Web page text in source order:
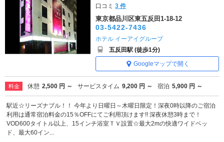
口コミ3 件
東京都品川区東五反田1-18-12
03-5422-7436
ホテル イーアイグループ
五反田駅 (徒歩1分)
Googleマップで開く
料金 休憩 2,500 円 ～ サービスタイム 9,200 円 ～ 宿泊 5,900 円 ～
駅近☆リーズナブル！！ 今年より日曜日～木曜日限定！深夜0時以降のご宿泊
利用は通常宿泊料金の15％OFFにてご利用頂けます!! 深夜休憩3時まで！
VOD600タイトル以上、15インチ浴室ＴＶ設置☆最大2mの快適ワイドベッ
ド、最大60イン...